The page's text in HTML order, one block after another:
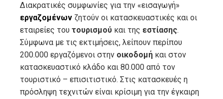
Διακρατικές συμφωνίες για την «εισαγωγή»
εργαζομένων ζητούν οι κατασκευαστικές και οι
εταιρείες του τουρισμού και της εστίασης.
Σύμφωνα με τις εκτιμήσεις, λείπουν περίπου
200.000 εργαζόμενοι στην οικοδομή και στον
κατασκευαστικό κλάδο και 80.000 από τον
τουριστικό – επισιτιστικό. Στις κατασκευές η
πρόσληψη τεχνιτών είναι κρίσιμη για την έγκαιρη